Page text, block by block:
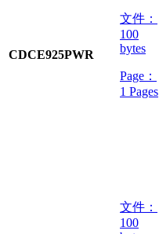
CDCE925PWR
文件：
100
bytes
Page：
1 Pages
文件：
100